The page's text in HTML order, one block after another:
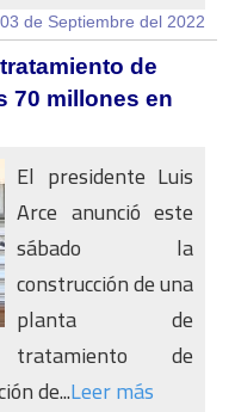
de Septiembre del 2022
de
70 millones en
El presidente Luis
Arce anunció este
sábado la
construcción de una
planta de
tratamiento de
de...Leer más